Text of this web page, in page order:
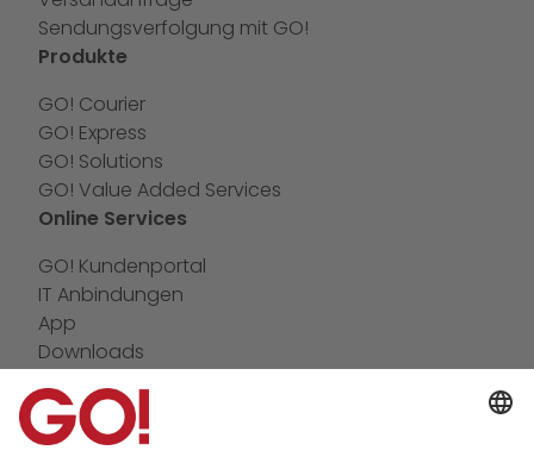
Sendungsverfolgung mit GO!
Produkte
GO! Courier
GO! Express
GO! Solutions
GO! Value Added Services
Online Services
GO! Kundenportal
IT Anbindungen
App
Downloads
Kontakt
Unternehmen